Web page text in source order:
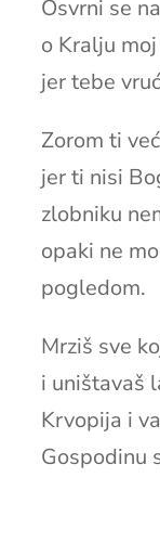
Osvrni se
o Kralju
jer tebe
Zorom ti
jer ti nisi
zlobniku
opaki ne
pogledom.
Mrziš sve
i uništavaš
Krvopija i
Gospodinu